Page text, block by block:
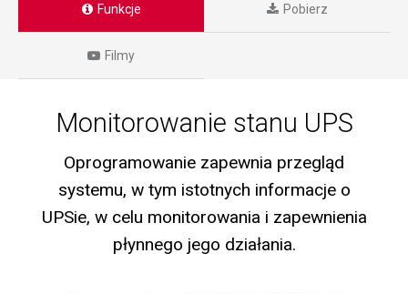
Funkcje Pobierz
Filmy
Monitorowanie stanu UPS
Oprogramowanie zapewnia przegląd
systemu, w tym istotnych informacje o
UPSie, w celu monitorowania i zapewnienia
płynnego jego działania.